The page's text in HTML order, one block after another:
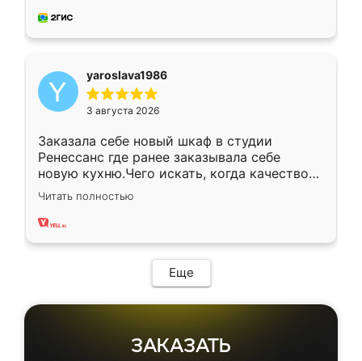
мебель за качественную работу!
yaroslava1986
3 августа 2026
Заказала себе новый шкаф в студии
Ренессанс где ранее заказывала себе
новую кухню.Чего искать, когда качеством
вполне довольна. Служит кухня уже почти
два года, нареканий нет.
Читать полностью
Еще
ЗАКАЗАТЬ